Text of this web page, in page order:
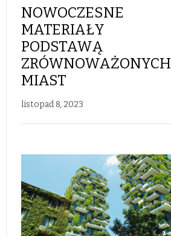
NOWOCZESNE
MATERIAŁY
PODSTAWĄ
ZRÓWNOWAŻONYCH
MIAST
listopad 8, 2023